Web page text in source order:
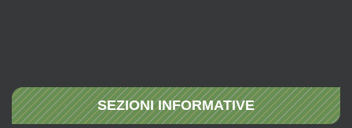
SEZIONI INFORMATIVE